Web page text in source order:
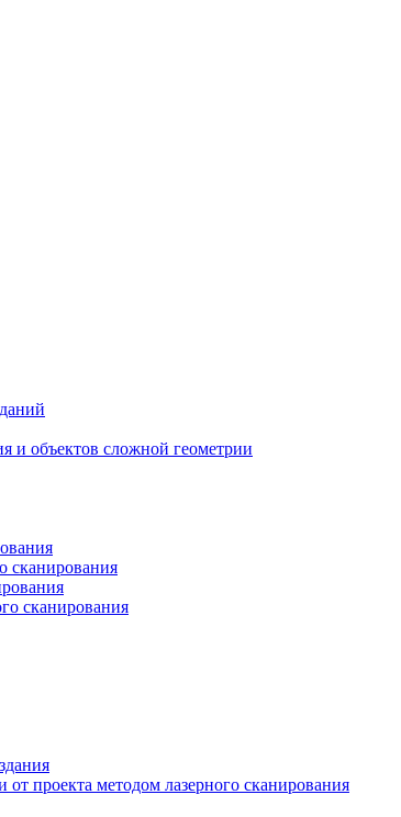
и объектов сложной геометрии
сканирования
сканирования
проекта методом лазерного сканирования